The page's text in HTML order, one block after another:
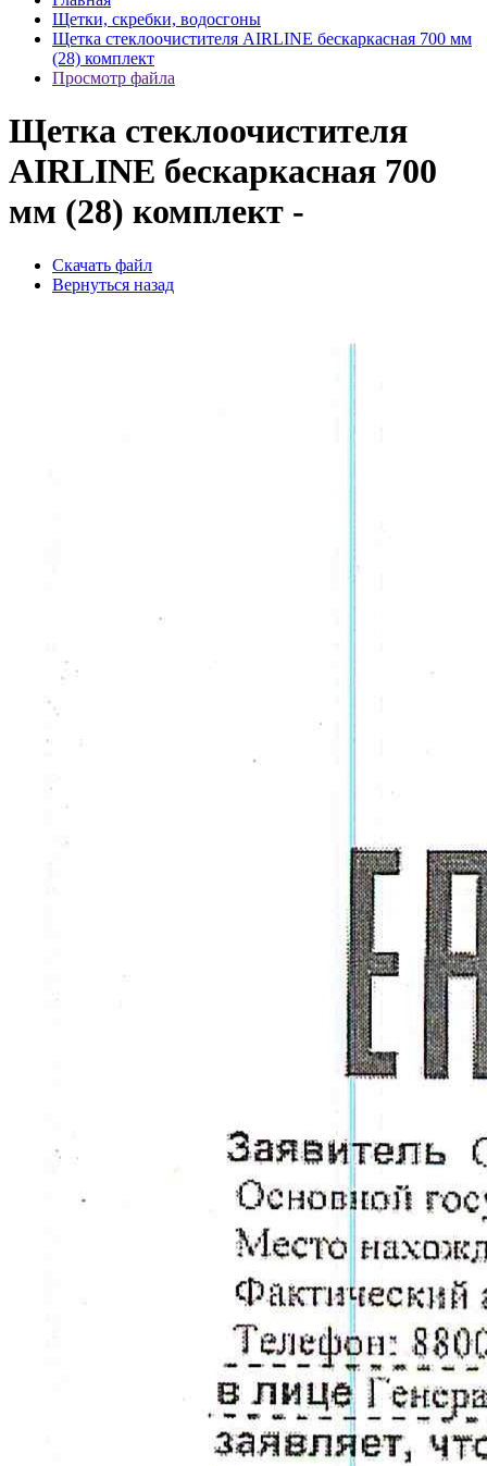
Щетки, скребки, водосгоны
Щетка стеклоочистителя AIRLINE бескаркасная 700 мм
(28) комплект
Просмотр файла
Щетка стеклоочистителя
AIRLINE бескаркасная 700
мм (28) комплект -
Скачать файл
Вернуться назад